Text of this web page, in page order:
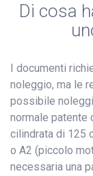
Di cosa
I documenti
noleggio, ma le
possibile
normale patente
cilindrata di 125
o A2 (piccolo
necessaria una